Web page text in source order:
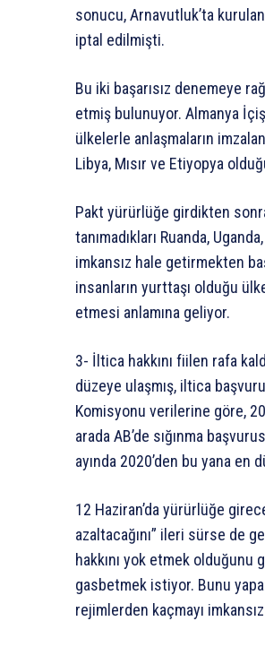
sonucu, Arnavutluk’ta
iptal edilmişti.
Bu iki başarısız denemeye
etmiş bulunuyor. Almanya
ülkelerle anlaşmaların
Libya, Mısır ve Etiyopya
Pakt yürürlüğe girdikten
tanımadıkları Ruanda,
imkansız hale getirmekten
insanların yurttaşı olduğu
etmesi anlamına geliyor.
3- İltica hakkını fiilen rafa
düzeye ulaşmış, iltica
Komisyonu verilerine göre,
arada AB’de sığınma
ayında 2020’den bu yana en
12 Haziran’da yürürlüğe
azaltacağını” ileri sürse de
hakkını yok etmek
gasbetmek istiyor. Bunu
rejimlerden kaçmayı